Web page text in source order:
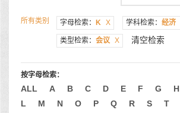
所有类别 字母检索： K X 学科检索： 经济
类型检索： 会议 X 清空检索
按字母检索：
ALL A B C D E F G H
L
M N O P Q R S T